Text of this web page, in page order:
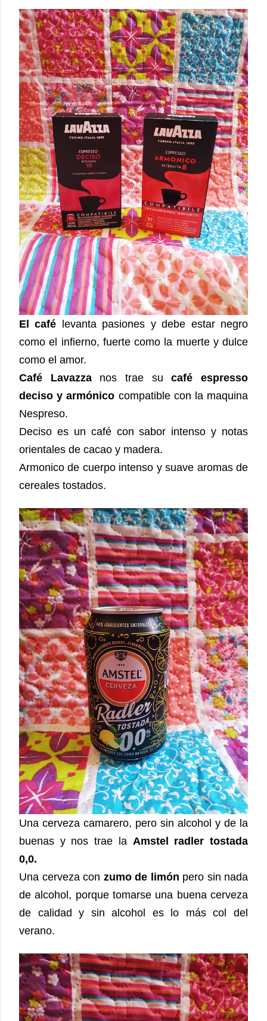
El café levanta pasiones y debe estar negro
como el infierno, fuerte como la muerte y dulce
como el amor.
Café Lavazzanos trae sucafé espresso
deciso y armónico compatible con la maquina
Nespreso.
Deciso es un café con sabor intenso y notas
orientales de cacao y madera.
Armonico de cuerpo intenso y suave aromas de
cereales tostados.
Una cerveza camarero, pero sin alcohol y de la
buenas y nos trae la Amstel radler tostada
0,0.
Una cerveza con zumo de limón pero sin nada
de alcohol, porque tomarse una buena cerveza
de calidad y sin alcohol es lo más col del
verano.